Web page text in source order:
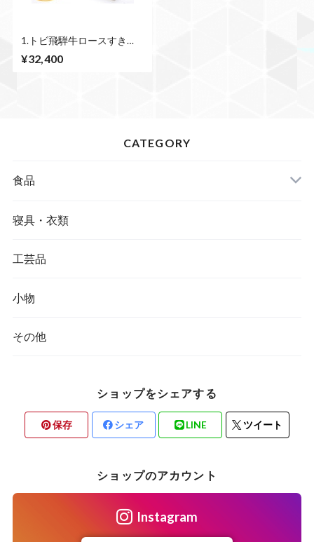
1.トビ飛騨牛ロースすき
¥32,400
CATEGORY
食品
寝具・衣類
工芸品
小物
その他
ショップをシェアする
保存 シェア LINE ツイート
ショップのアカウント
Instagram